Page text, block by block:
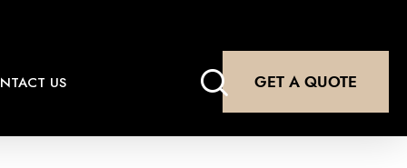
US GET A QUOTE
search